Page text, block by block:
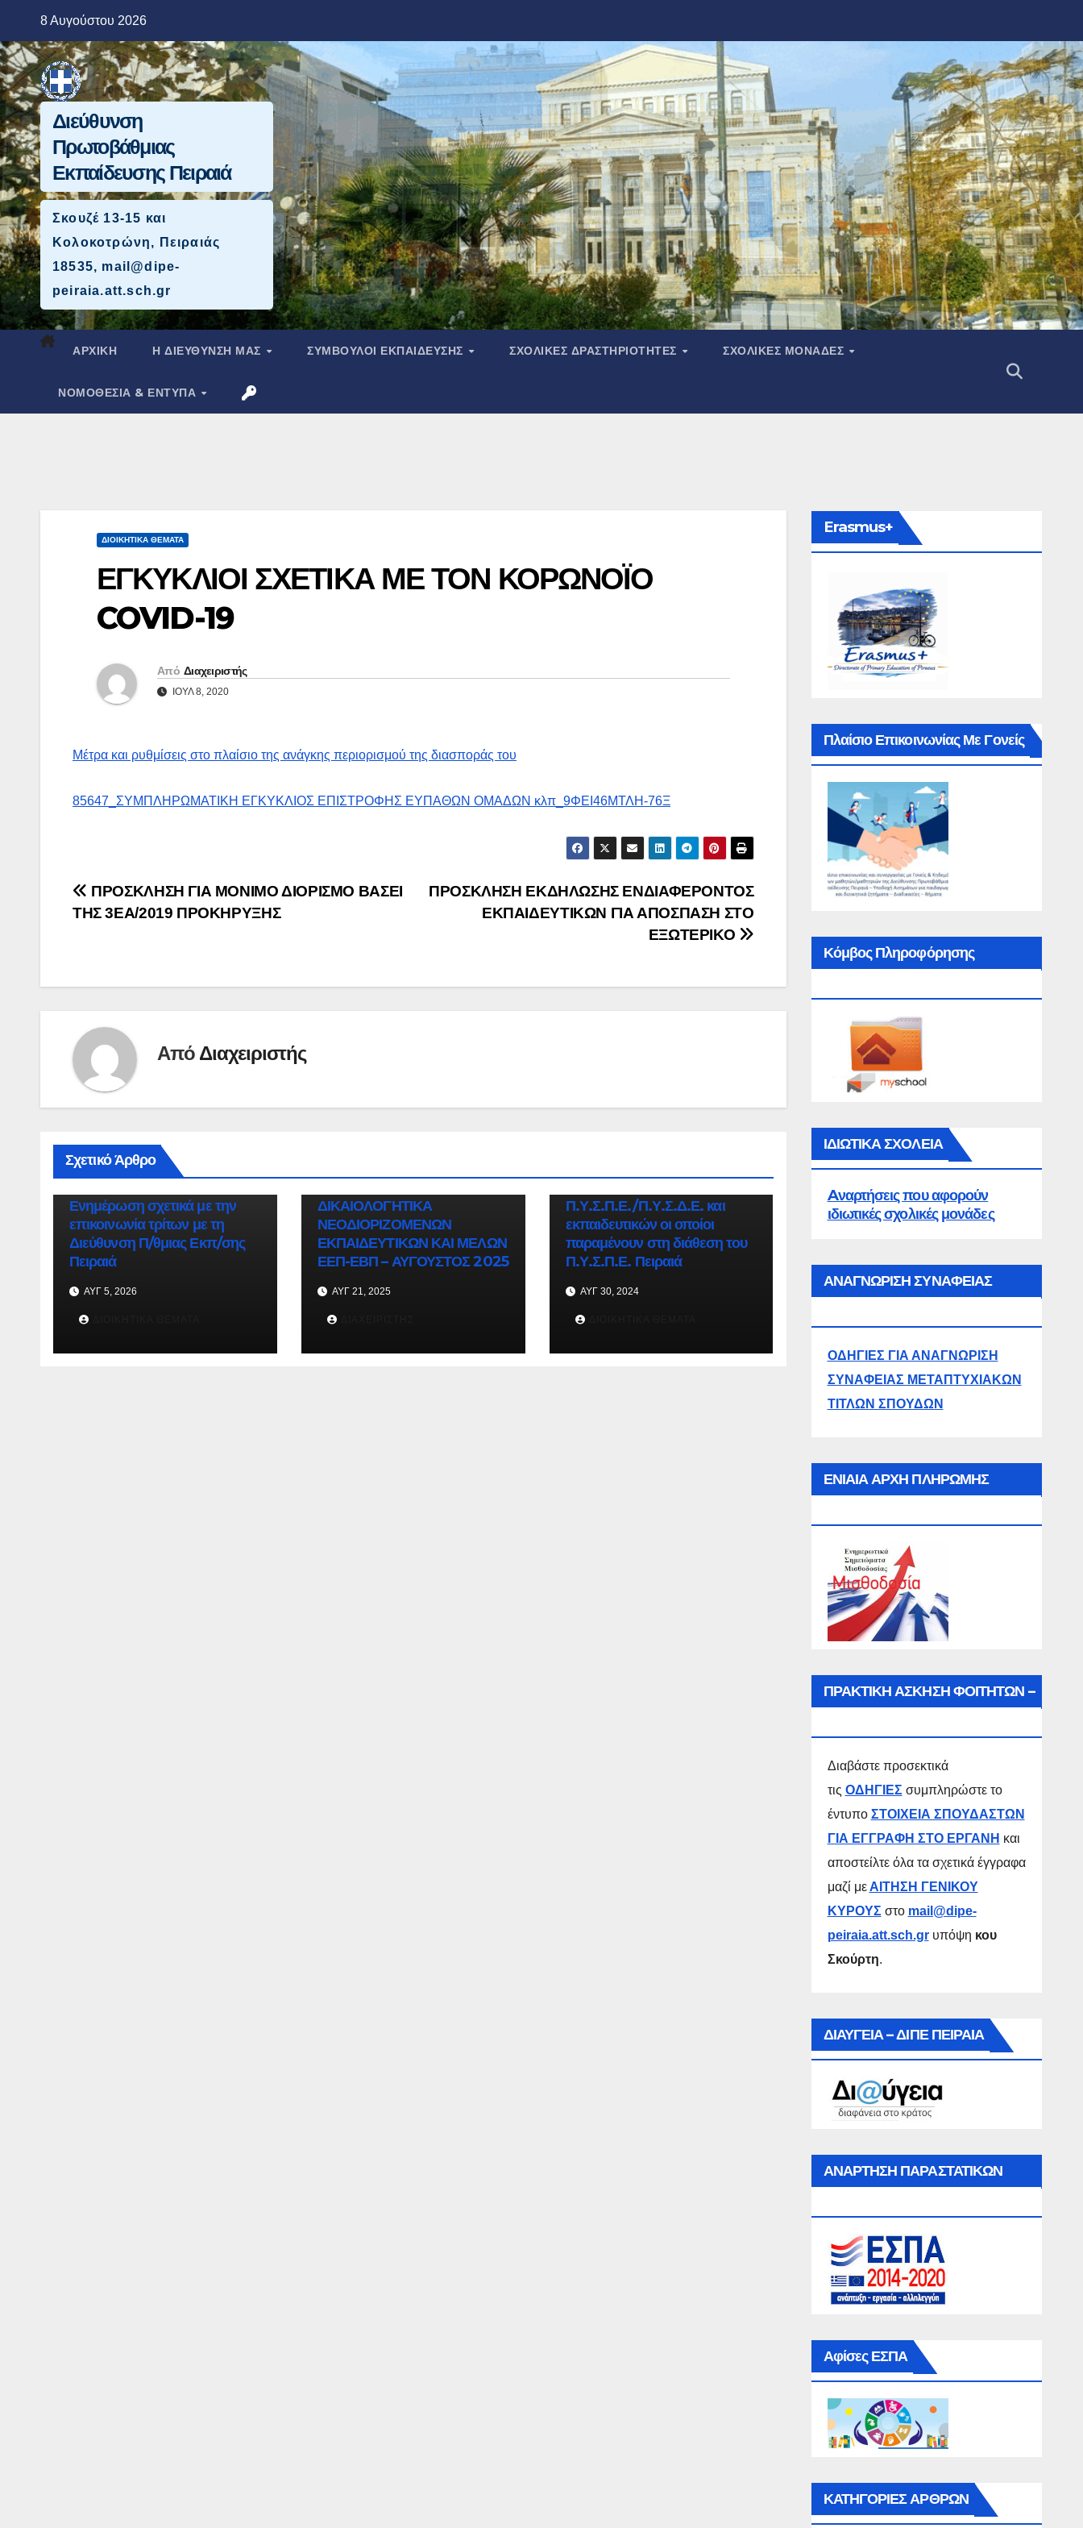
περιεχόμενο
8 Αυγούστου 2026
Διεύθυνση
Πρωτοβάθμιας
Εκπαίδευσης Πειραιά
Σκουζέ 13-15 και
Κολοκοτρώνη, Πειραιάς
18535, mail@dipe-
peiraia.att.sch.gr
ΑΡΧΙΚΉ Η ΔΙΕΥΘΥΝΣΗ ΜΑΣ ΣΥΜΒΟΥΛΟΙ ΕΚΠΑΙΔΕΥΣΗΣ ΣΧΟΛΙΚΕΣ ΔΡΑΣΤΗΡΙΟΤΗΤΕΣ ΣΧΟΛΙΚΕΣ ΜΟΝΑΔΕΣ
ΝΟΜΟΘΕΣΊΑ & ΈΝΤΥΠΑ
ΔΙΟΙΚΗΤΙΚΆ ΘΈΜΑΤΑ
ΕΓΚΥΚΛΙΟΙ ΣΧΕΤΙΚΑ ΜΕ ΤΟΝ ΚΟΡΩΝΟΪΟ
COVID-19
Από Διαχειριστής
ΙΟΎΛ 8, 2020
Μέτρα και ρυθμίσεις στο πλαίσιο της ανάγκης περιορισμού της διασποράς του
85647_ΣΥΜΠΛΗΡΩΜΑΤΙΚΗ ΕΓΚΥΚΛΙΟΣ ΕΠΙΣΤΡΟΦΗΣ ΕΥΠΑΘΩΝ ΟΜΑΔΩΝ κλπ_9ΦΕΙ46ΜΤΛΗ-76Ξ
Πλοήγηση
ΠΡΟΣΚΛΗΣΗ ΕΚΔΗΛΩΣΗΣ ΕΝΔΙΑΦΕΡΟΝΤΟΣ
ΕΚΠΑΙΔΕΥΤΙΚΩΝ ΓΙΑ ΑΠΟΣΠΑΣΗ ΣΤΟ
ΕΞΩΤΕΡΙΚΟ
ΠΡΟΣΚΛΗΣΗ ΓΙΑ ΜΟΝΙΜΟ ΔΙΟΡΙΣΜΟ ΒΑΣΕΙ
ΤΗΣ 3ΕΑ/2019 ΠΡΟΚΗΡΥΞΗΣ
Από Διαχειριστής
Σχετικό Άρθρο
Ενημέρωση σχετικά με την
επικοινωνία τρίτων με τη
Διεύθυνση Π/θμιας Εκπ/σης
Πειραιά
ΑΥΓ 5, 2026
ΔΙΚΑΙΟΛΟΓΗΤΙΚΑ
ΝΕΟΔΙΟΡΙΖΟΜΕΝΩΝ
ΕΚΠΑΙΔΕΥΤΙΚΩΝ ΚΑΙ ΜΕΛΩΝ
ΕΕΠ-ΕΒΠ – ΑΥΓΟΥΣΤΟΣ 2025
ΑΥΓ 21, 2025
ΔΙΟΙΚΗΤΙΚΆ ΘΈΜΑΤΑ ΧΩΡΊΣ ΚΑΤΗΓΟΡΊΑ
Π.Υ.Σ.Π.Ε./Π.Υ.Σ.Δ.Ε. και
εκπαιδευτικών οι οποίοι
παραμένουν στη διάθεση του
Π.Υ.Σ.Π.Ε. Πειραιά
ΑΥΓ 30, 2024
Erasmus+
Πλαίσιο Επικοινωνίας Με Γονείς
Κόμβος Πληροφόρησης
ΙΔΙΩΤΙΚΑ ΣΧΟΛΕΙΑ
Aναρτήσεις που αφορούν
ιδιωτικές σχολικές μονάδες
ΑΝΑΓΝΩΡΙΣΗ ΣΥΝΑΦΕΙΑΣ
ΟΔΗΓΙΕΣ ΓΙΑ ΑΝΑΓΝΩΡΙΣΗ
ΣΥΝΑΦΕΙΑΣ ΜΕΤΑΠΤΥΧΙΑΚΩΝ
ΤΙΤΛΩΝ ΣΠΟΥΔΩΝ
ΕΝΙΑΙΑ ΑΡΧΗ ΠΛΗΡΩΜΗΣ
ΠΡΑΚΤΙΚΗ ΑΣΚΗΣΗ ΦΟΙΤΗΤΩΝ –
Διαβάστε προσεκτικά
τις ΟΔΗΓΙΕΣσυμπληρώστε το
έντυπο ΣΤΟΙΧΕΙΑ ΣΠΟΥΔΑΣΤΩΝ
ΓΙΑ ΕΓΓΡΑΦΗ ΣΤΟ ΕΡΓΑΝΗ και
αποστείλτε όλα τα σχετικά έγγραφα
μαζί με ΑΙΤΗΣΗ ΓΕΝΙΚΟΥ
ΚΥΡΟΥΣ στο mail@dipe-
peiraia.att.sch.grυπόψη κου
Σκούρτη.
ΔΙΑΥΓΕΙΑ – ΔΙΠΕ ΠΕΙΡΑΙΑ
ΑΝΑΡΤΗΣΗ ΠΑΡΑΣΤΑΤΙΚΩΝ
Αφίσες ΕΣΠΑ
ΚΑΤΗΓΟΡΙΕΣ ΑΡΘΡΩΝ